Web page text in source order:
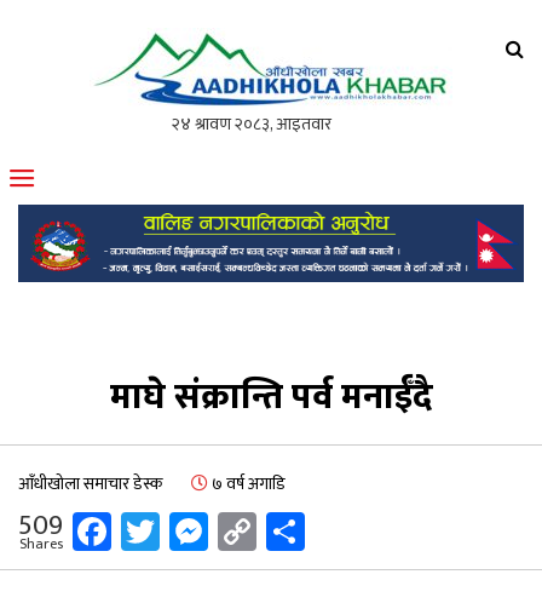
मोफसलकै लोकप्रिय अनलाइन पत्रिका
माघे संक्रान्ति पर्व मनाईँदै
आँधीखोला समाचार डेस्क ७ वर्ष अगाडि
509
Shares Facebook
Twitter
Messenger
Copy
Link